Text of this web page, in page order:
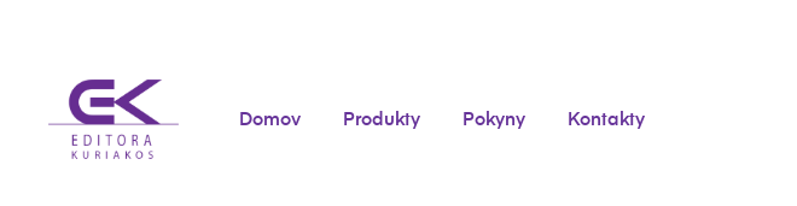
Domov Produkty Pokyny Kontakty